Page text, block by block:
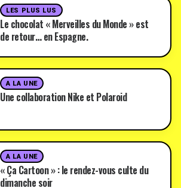
LES PLUS LUS
Le chocolat « Merveilles du Monde » est
de retour… en Espagne.
A LA UNE
Une collaboration Nike et Polaroid
A LA UNE
« Ça Cartoon » : le rendez-vous culte du
dimanche soir